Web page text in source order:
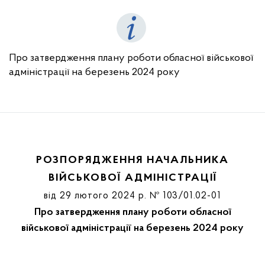
Про затвердження плану роботи обласної військової
адміністрації на березень 2024 року
РОЗПОРЯДЖЕННЯ НАЧАЛЬНИКА
ВІЙСЬКОВОЇ АДМІНІСТРАЦІЇ
від 29 лютого 2024 р. № 103/01.02-01
Про затвердження плану роботи обласної
військової адміністрації на березень 2024 року